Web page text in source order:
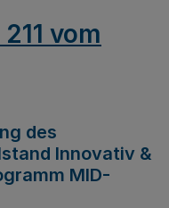
vom
des
Innovativ &
MID-